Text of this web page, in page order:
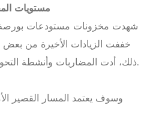
4. مستويات
شهدت مخزونات مستودعات بورصة
خففت الزيادات الأخيرة من
ذلك، أدت المضاربات وأنشطة التحوط إلى تفاقم تقلبات الأسعار.
وسوف يعتمد المسار القصير